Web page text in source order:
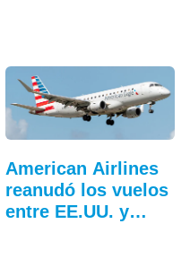
American Airlines
reanudó los vuelos
entre EE.UU. y…